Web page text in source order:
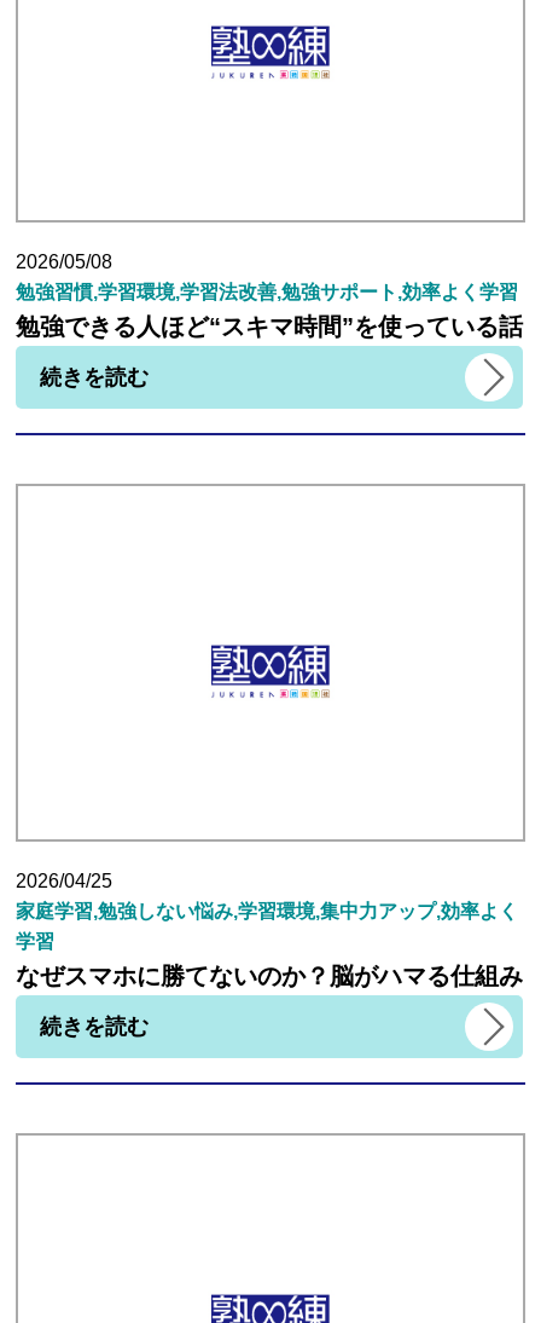
2026/05/08
勉強習慣,学習環境,学習法改善,勉強サポート,効率よく学習
勉強できる人ほど“スキマ時間”を使っている話
続きを読む
2026/04/25
家庭学習,勉強しない悩み,学習環境,集中力アップ,効率よく
学習
なぜスマホに勝てないのか？脳がハマる仕組み
続きを読む